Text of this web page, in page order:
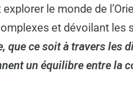
le monde de
et dévoilant les
que ce soit à travers les
un équilibre entre la